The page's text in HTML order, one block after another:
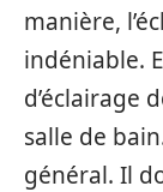
manière,
indéniable.
d’éclairage
salle de
général. Il